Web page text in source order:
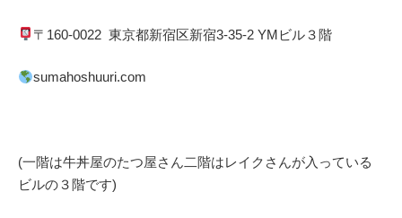
〒 160-0022 東京都新宿区新宿3-35-2 YMビル３階
sumahoshuuri.com
(一階は牛丼屋のたつ屋さん二階はレイクさんが入っている
ビルの３階です)